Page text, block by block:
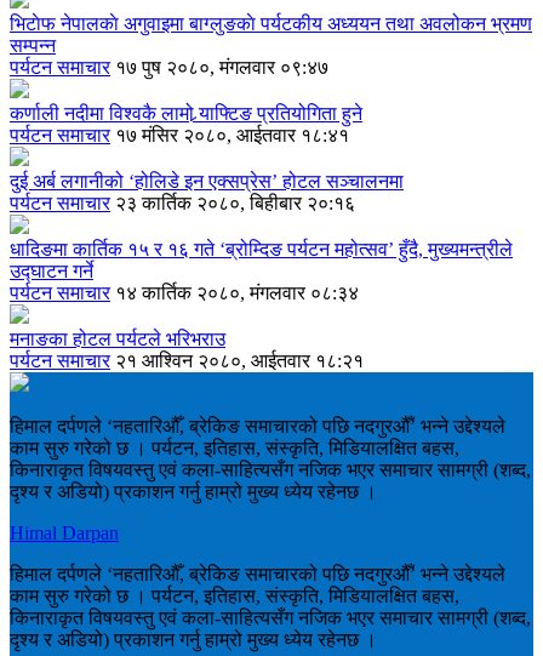
भिटाेफ नेपालकाे अगुवाइमा बाग्लुङकाे पर्यटकीय अध्ययन तथा अवलोकन भ्रमण
सम्पन्न
पर्यटन समाचार १७ पुष २०८०, मंगलवार ०९:४७
कर्णाली नदीमा विश्वकै लामो र्‍याफ्टिङ प्रतियोगिता हुने
पर्यटन समाचार १७ मंसिर २०८०, आईतवार १८:४१
दुई अर्ब लगानीको ‘होलिडे इन एक्सप्रेस’ होटल सञ्चालनमा
पर्यटन समाचार २३ कार्तिक २०८०, बिहीबार २०:१६
धादिङमा कार्तिक १५ र १६ गते ‘ब्रोम्दिङ पर्यटन महोत्सव’ हुँदै, मुख्यमन्त्रीले
उद्घाटन गर्ने
पर्यटन समाचार १४ कार्तिक २०८०, मंगलवार ०८:३४
मनाङका होटल पर्यटले भरिभराउ
पर्यटन समाचार २१ आश्विन २०८०, आईतवार १८:२१
हिमाल दर्पणले ‘नहतारिऔँ, ब्रेकिङ समाचारको पछि नदगुरऔँ’ भन्ने उद्देश्यले
काम सुरु गरेको छ । पर्यटन, इतिहास, संस्कृति, मिडियालक्षित बहस,
किनाराकृत विषयवस्तु एवं कला-साहित्यसँग नजिक भएर समाचार सामग्री (शब्द,
दृश्य र अडियो) प्रकाशन गर्नु हाम्रो मुख्य ध्येय रहेनछ ।
Himal Darpan
हिमाल दर्पणले ‘नहतारिऔँ, ब्रेकिङ समाचारको पछि नदगुरऔँ’ भन्ने उद्देश्यले
काम सुरु गरेको छ । पर्यटन, इतिहास, संस्कृति, मिडियालक्षित बहस,
किनाराकृत विषयवस्तु एवं कला-साहित्यसँग नजिक भएर समाचार सामग्री (शब्द,
दृश्य र अडियो) प्रकाशन गर्नु हाम्रो मुख्य ध्येय रहेनछ ।